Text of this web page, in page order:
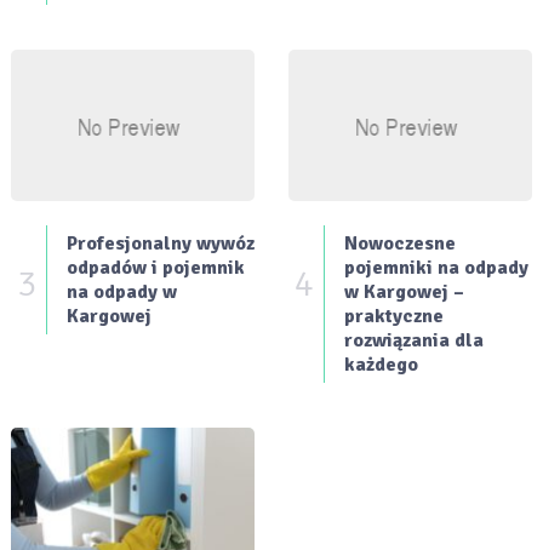
3
Profesjonalny wywóz
odpadów i pojemnik
na odpady w
Kargowej
4
Nowoczesne
pojemniki na odpady
w Kargowej –
praktyczne
rozwiązania dla
każdego